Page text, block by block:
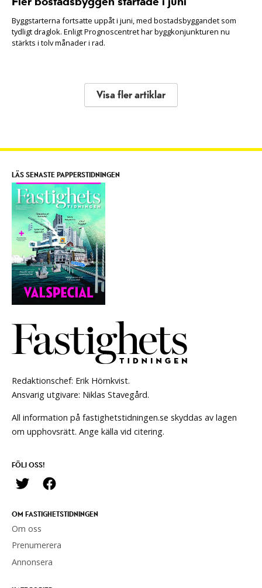
Byggstarterna fortsatte uppåt i juni, med bostadsbyggandet som
tydligt draglok. Enligt Prognoscentret har byggkonjunkturen nu
stärkts i tolv månader i rad.
Visa fler artiklar
Redaktionschef: Erik Hörnkvist.
Ansvarig utgivare: Niklas Stavegård.
All information på fastighetstidningen.se skyddas av lagen
om upphovsrätt. Ange källa vid citering.
FÖLJ OSS!
OM FASTIGHETSTIDNINGEN
Om oss
Prenumerera
Annonsera
LÄS SENASTE PAPPERSTIDNINGEN